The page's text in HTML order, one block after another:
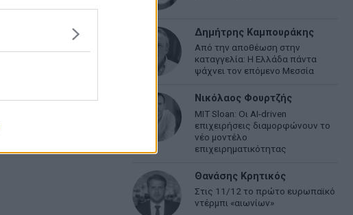
Δημήτρης Καμπουράκης
Από την αποθέωση στην
καταγγελία: Η Ελλάδα πάντα
ψάχνει τον επόμενο Μεσσία
Νικόλαος Φουρτζής
MIT Sloan: Οι AI-driven
επιχειρήσεις διαμορφώνουν το
νέο μοντέλο
επιχειρηματικότητας
Θανάσης Κρητικός
Στις 11/12 το πρώτο ευρωπαϊκό
ντέρμπι «αιωνίων»